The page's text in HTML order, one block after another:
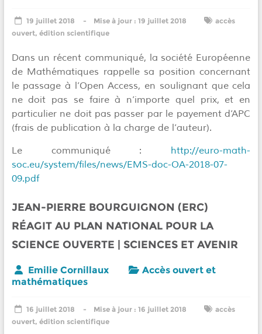
19 juillet 2018 19 juillet 2018
accès
ouvert, édition scientifique
Dans un récent communiqué, la société Européenne
de Mathématiques rappelle sa position concernant
le passage à l’Open Access, en soulignant que cela
ne doit pas se faire à n’importe quel prix, et en
particulier ne doit pas passer par le payement d’APC
(frais de publication à la charge de l’auteur).
Le communiqué : http://euro-math-
soc.eu/system/files/news/EMS-doc-OA-2018-07-
09.pdf
JEAN-PIERRE BOURGUIGNON (ERC)
RÉAGIT AU PLAN NATIONAL POUR LA
SCIENCE OUVERTE | SCIENCES ET AVENIR
Emilie Cornillaux
Accès ouvert et
mathématiques
16 juillet 2018 16 juillet 2018
accès
ouvert, édition scientifique